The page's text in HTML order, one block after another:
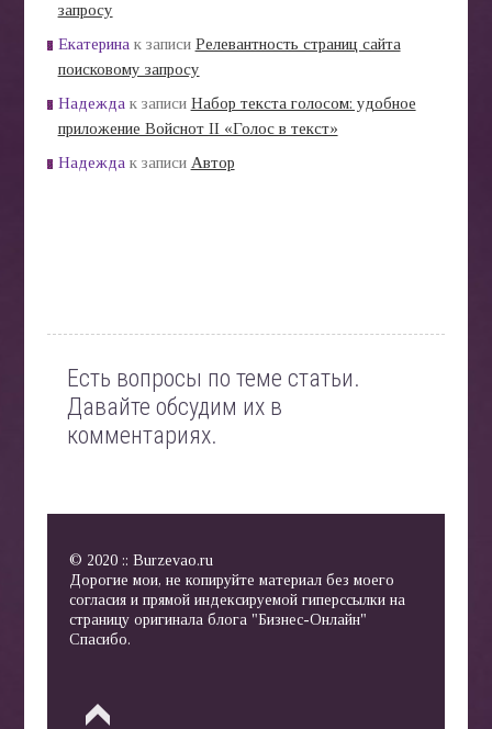
запросу
Екатерина к записи Релевантность страниц сайта
поисковому запросу
Надежда к записи Набор текста голосом: удобное
приложение Войснот II «Голос в текст»
Надежда к записи Автор
Есть вопросы по теме статьи.
Давайте обсудим их в
комментариях.
© 2020 :: Burzevao.ru
Дорогие мои, не копируйте материал без моего
согласия и прямой индексируемой гиперссылки на
страницу оригинала блога "Бизнес-Онлайн"
Спасибо.